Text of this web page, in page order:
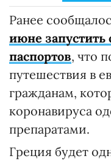
Ранее
июне запустить
паспортов, что
путешествия в
гражданам,
коронавируса
препаратами.
Греция будет